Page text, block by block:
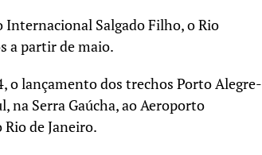
Internacional Salgado Filho, o Rio
a partir de maio.
o lançamento dos trechos Porto Alegre-
na Serra Gaúcha, ao Aeroporto
de Janeiro.